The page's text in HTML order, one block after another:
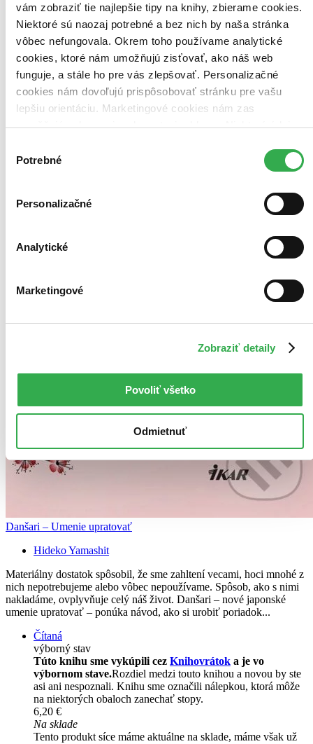
vám zobraziť tie najlepšie tipy na knihy, zbierame cookies.
Niektoré sú naozaj potrebné a bez nich by naša stránka
vôbec nefungovala. Okrem toho používame analytické
cookies, ktoré nám umožňujú zisťovať, ako náš web
funguje, a stále ho pre vás zlepšovať. Personalizačné
cookies nám dovoľujú prispôsobovať stránku pre vašu
lepšiu orientáciu. Marketingové cookies nám zas
umožňujú zobrazenie relevantnej reklamy. Niektoré údaje
keby sme mohli používať všetky tieto cookies. Ďakujeme!
súhlasu
Potrebné
Personalizačné
Analytické
Marketingové
Zobraziť detaily
Povoliť všetko
Odmietnuť
Danšari – Umenie upratovať
Hideko Yamashit
Materiálny dostatok spôsobil, že sme zahltení vecami, hoci mnohé z
nich nepotrebujeme alebo vôbec nepoužívame. Spôsob, ako s nimi
nakladáme, ovplyvňuje celý náš život. Danšari – nové japonské
umenie upratovať – ponúka návod, ako si urobiť poriadok...
Čítaná
výborný stav
Túto knihu sme vykúpili cez Knihovrátok a je vo
výbornom stave.Rozdiel medzi touto knihou a novou by ste
asi ani nespoznali. Knihu sme označili nálepkou, ktorá môže
na niektorých obaloch zanechať stopy.
6,20 €
Na sklade
Tento produkt síce máme aktuálne na sklade, máme však už